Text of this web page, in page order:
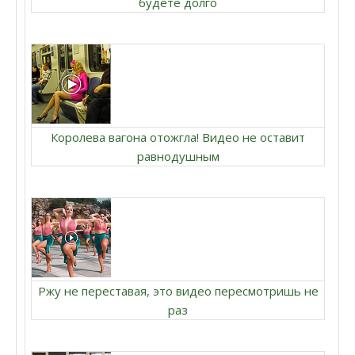
Королева вагона отожгла! Видео не оставит
равнодушным
Ржу не переставая, это видео пересмотришь не
раз